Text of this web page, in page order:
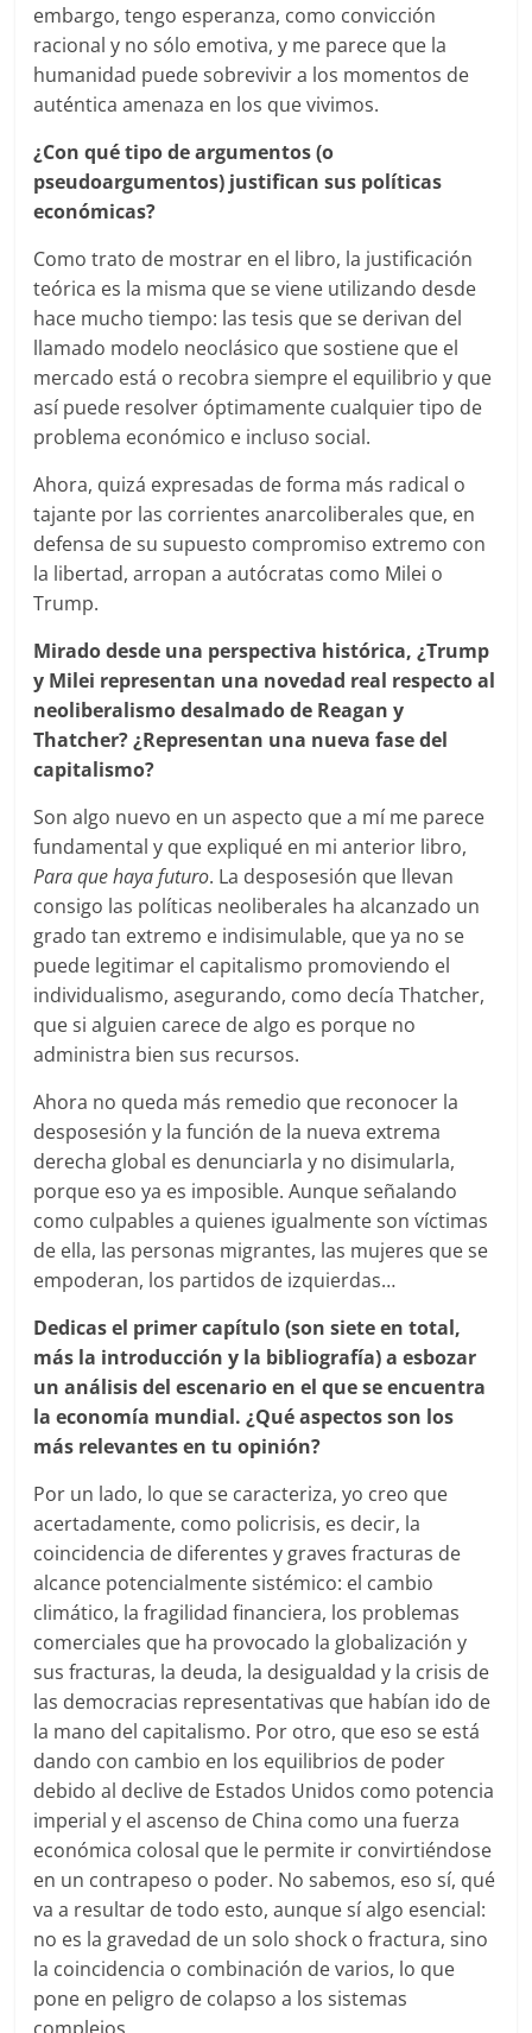
embargo, tengo esperanza, como convicción
racional y no sólo emotiva, y me parece que la
humanidad puede sobrevivir a los momentos de
auténtica amenaza en los que vivimos.
¿Con qué tipo de argumentos (o
pseudoargumentos) justifican sus políticas
económicas?
Como trato de mostrar en el libro, la justificación
teórica es la misma que se viene utilizando desde
hace mucho tiempo: las tesis que se derivan del
llamado modelo neoclásico que sostiene que el
mercado está o recobra siempre el equilibrio y que
así puede resolver óptimamente cualquier tipo de
problema económico e incluso social.
Ahora, quizá expresadas de forma más radical o
tajante por las corrientes anarcoliberales que, en
defensa de su supuesto compromiso extremo con
la libertad, arropan a autócratas como Milei o
Trump.
Mirado desde una perspectiva histórica, ¿Trump
y Milei representan una novedad real respecto al
neoliberalismo desalmado de Reagan y
Thatcher? ¿Representan una nueva fase del
capitalismo?
Son algo nuevo en un aspecto que a mí me parece
fundamental y que expliqué en mi anterior libro,
Para que haya futuro. La desposesión que llevan
consigo las políticas neoliberales ha alcanzado un
grado tan extremo e indisimulable, que ya no se
puede legitimar el capitalismo promoviendo el
individualismo, asegurando, como decía Thatcher,
que si alguien carece de algo es porque no
administra bien sus recursos.
Ahora no queda más remedio que reconocer la
desposesión y la función de la nueva extrema
derecha global es denunciarla y no disimularla,
porque eso ya es imposible. Aunque señalando
como culpables a quienes igualmente son víctimas
de ella, las personas migrantes, las mujeres que se
empoderan, los partidos de izquierdas…
Dedicas el primer capítulo (son siete en total,
más la introducción y la bibliografía) a esbozar
un análisis del escenario en el que se encuentra
la economía mundial. ¿Qué aspectos son los
más relevantes en tu opinión?
Por un lado, lo que se caracteriza, yo creo que
acertadamente, como policrisis, es decir, la
coincidencia de diferentes y graves fracturas de
alcance potencialmente sistémico: el cambio
climático, la fragilidad financiera, los problemas
comerciales que ha provocado la globalización y
sus fracturas, la deuda, la desigualdad y la crisis de
las democracias representativas que habían ido de
la mano del capitalismo. Por otro, que eso se está
dando con cambio en los equilibrios de poder
debido al declive de Estados Unidos como potencia
imperial y el ascenso de China como una fuerza
económica colosal que le permite ir convirtiéndose
en un contrapeso o poder. No sabemos, eso sí, qué
va a resultar de todo esto, aunque sí algo esencial:
no es la gravedad de un solo shock o fractura, sino
la coincidencia o combinación de varios, lo que
pone en peligro de colapso a los sistemas